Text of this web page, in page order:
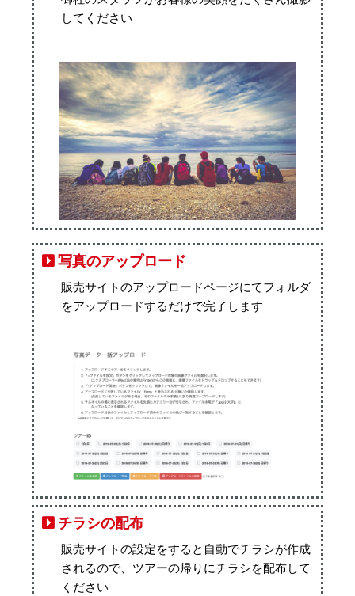
してください
写真のアップロード
販売サイトのアップロードページにてフォルダ
をアップロードするだけで完了します
チラシの配布
販売サイトの設定をすると自動でチラシが作成
されるので、ツアーの帰りにチラシを配布して
ください​